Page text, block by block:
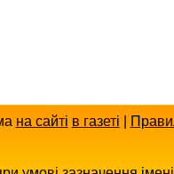
на сайті в газеті